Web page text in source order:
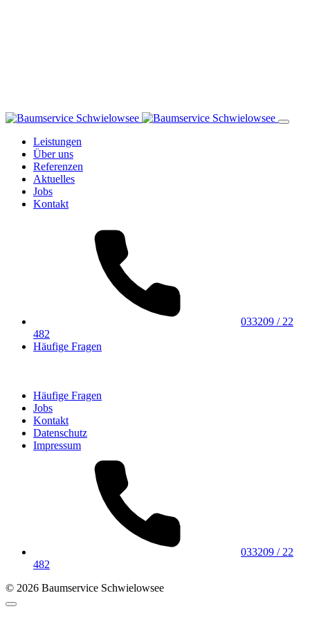
Leistungen
Über uns
Referenzen
Aktuelles
Jobs
Kontakt
033209 / 22
482
Häufige Fragen
Häufige Fragen
Jobs
Kontakt
Datenschutz
Impressum
033209 / 22
482
© 2026 Baumservice Schwielowsee